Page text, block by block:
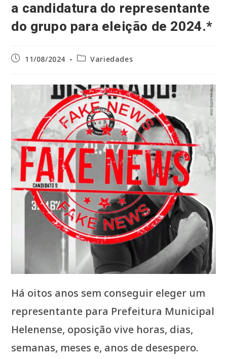
a candidatura do representante
do grupo para eleição de 2024.*
Post11/08/2024
Categoria
Variedades
Há oitos anos sem conseguir eleger um
representante para Prefeitura Municipal
Helenense, oposição vive horas, dias,
semanas, meses e, anos de desespero.